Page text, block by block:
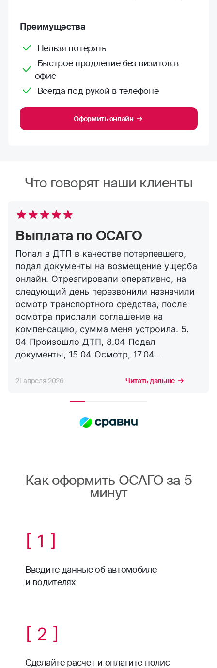
Преимущества
Нельзя потерять
Быстрое продление без визитов в
офис
Всегда под рукой в телефоне
Оформить онлайн
Что говорят наши клиенты
Выплата по ОСАГО
Попал в ДТП в качестве потерпевшего,
подал документы на возмещение ущерба
онлайн. Отреагировали оперативно, на
следующий день перезвонили назначили
осмотр транспортного средства, после
осмотра прислали соглашение на
компенсацию, сумма меня устроила. 5.
04 Произошло ДТП, 8.04 Подал
документы, 15.04 Осмотр, 17.04
сотрудничать с компанией дальше,
21 апреля 2026 Читать дальше
Как оформить ОСАГО за 5
минут
[ 1 ]
Введите данные об автомобиле
и водителях
[ 2 ]
Сделайте расчет и оплатите полис